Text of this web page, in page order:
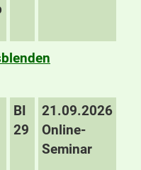
BI
29
21.09.2026
Online-
Seminar